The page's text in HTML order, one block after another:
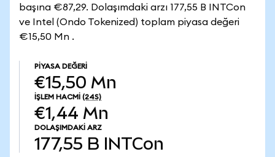
başına €87,29. Dolaşımdaki arzı 177,55 B INTCon
ve Intel (Ondo Tokenized) toplam piyasa değeri
€15,50 Mn .
PIYASA DEĞERI
€15,50 Mn
İŞLEM HACMI (24S)
€1,44 Mn
DOLAŞIMDAKI ARZ
177,55 B INTCon